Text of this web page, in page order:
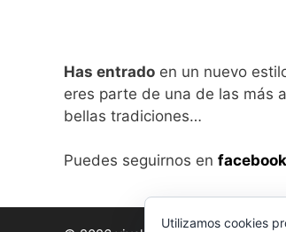
Has entrado en un nuevo
eres parte de una de las más
bellas tradiciones…
Puedes seguirnos en facebook
Utilizamos cookies